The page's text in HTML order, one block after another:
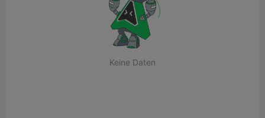
Keine Daten